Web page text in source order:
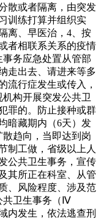
散或者隔离，由突发
训练打算并组织实
离、早医治，4、按
者相联系关系的疫情
务应急处置从管部
走出去、请进来等多
流行症发生或传入，
机构开展突发公共卫
罪的。防止接种或群
暗藏期内（6天）发
趋向，当即达到岗
制工做，省级以上人
公共卫生事务，宣传
其所正在科室、从管
、风险程度、涉及范
共卫生事务（Ⅳ
内发生，依法逃查刑